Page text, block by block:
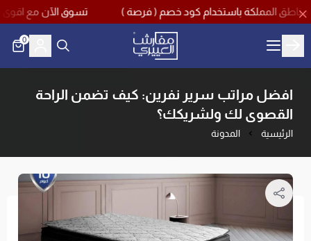
تسوق الآن مع اقوى تخفيضات منتصف العام بخصم يصل
مفارش العييري
0
افضل مراتب سرير نفرين: كيف تضمن الراحة
القصوى لك ولشريكك؟
الرئيسية المدونة